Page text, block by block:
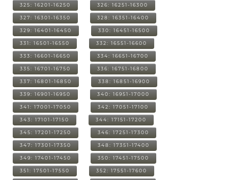
325: 16201-16250 326: 16251-16300
327: 16301-16350 328: 16351-16400
329: 16401-16450 330: 16451-16500
331: 16501-16550 332: 16551-16600
333: 16601-16650 334: 16651-16700
335: 16701-16750 336: 16751-16800
337: 16801-16850 338: 16851-16900
339: 16901-16950 340: 16951-17000
341: 17001-17050 342: 17051-17100
343: 17101-17150 344: 17151-17200
345: 17201-17250 346: 17251-17300
347: 17301-17350 348: 17351-17400
349: 17401-17450 350: 17451-17500
351: 17501-17550 352: 17551-17600